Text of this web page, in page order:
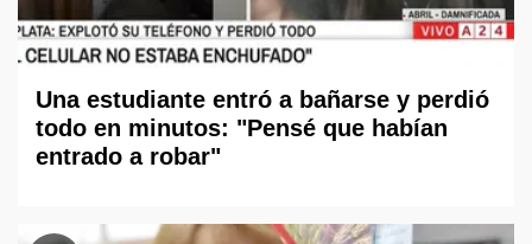
Una estudiante entró a bañarse y perdió
todo en minutos: "Pensé que habían
entrado a robar"